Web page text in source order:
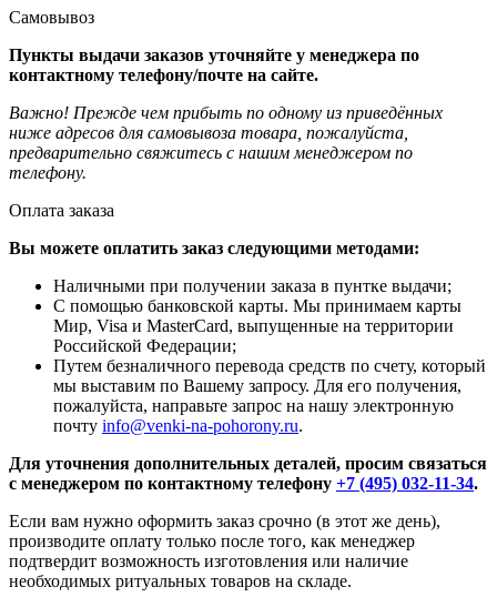
Самовывоз
Пункты выдачи заказов уточняйте у менеджера по
контактному телефону/почте на сайте.
Важно! Прежде чем прибыть по одному из приведённых
ниже адресов для самовывоза товара, пожалуйста,
предварительно свяжитесь с нашим менеджером по
телефону.
Оплата заказа
Вы можете оплатить заказ следующими методами:
Наличными при получении заказа в пунтке выдачи;
С помощью банковской карты. Мы принимаем карты
Мир, Visa и MasterCard, выпущенные на территории
Российской Федерации;
Путем безналичного перевода средств по счету, который
мы выставим по Вашему запросу. Для его получения,
пожалуйста, направьте запрос на нашу электронную
почту info@venki-na-pohorony.ru.
Для уточнения дополнительных деталей, просим связаться
с менеджером по контактному телефону +7 (495) 032-11-34.
Если вам нужно оформить заказ срочно (в этот же день),
производите оплату только после того, как менеджер
подтвердит возможность изготовления или наличие
необходимых ритуальных товаров на складе.